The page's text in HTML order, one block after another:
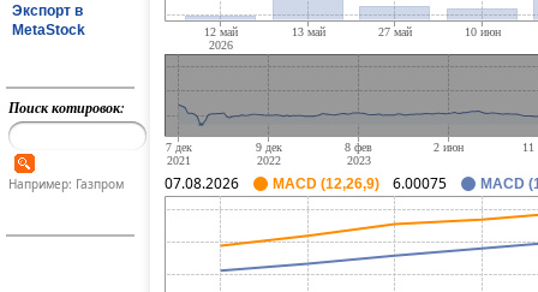
Экспорт в
MetaStock
Поиск котировок:
Например: Газпром 07.08.2026 MACD (12,26,9) 6.00075 MACD